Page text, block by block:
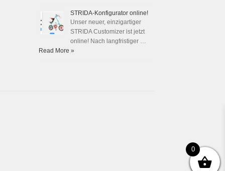
STRIDA-Konfigurator online!
Unser neuer, einzigartiger
STRIDA Customizer ist jetzt
online! Nach langfristiger …
Read More »
0